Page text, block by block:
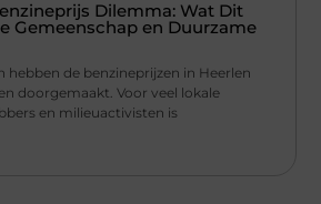
Dilemma: Wat Dit
Gemeenschap en Duurzame
hebben de benzineprijzen in Heerlen
doorgemaakt. Voor veel lokale
en milieuactivisten is